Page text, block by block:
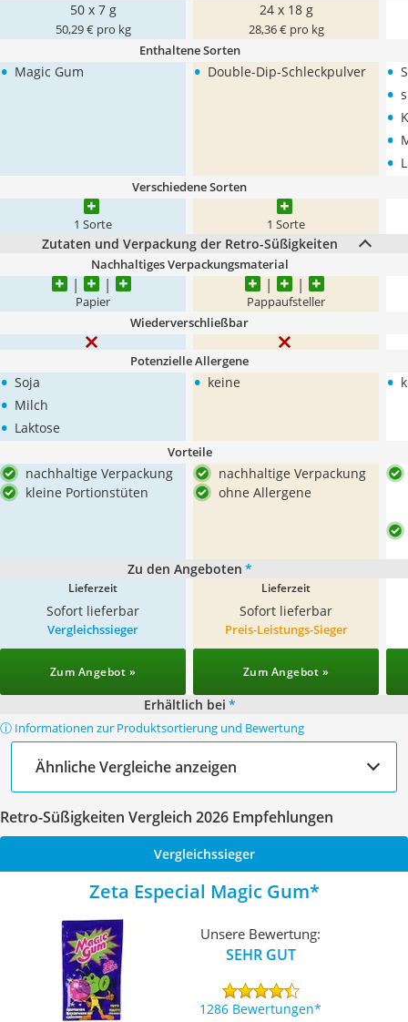
50 x 7 g
50,29 € pro kg
24 x 18 g
28,36 € pro kg
Enthaltene Sorten
• Magic Gum • Double-Dip-Schleckpulver •
•
•
•
•
Verschiedene Sorten
1 Sorte 1 Sorte
Zutaten und Verpackung der Retro-Süßigkeiten
Nachhaltiges Verpackungsmaterial
Papier Pappaufsteller
Wiederverschließbar
Potenzielle Allergene
• Soja
• Milch
• Laktose
• keine •
Vorteile
nachhaltige Verpackung
kleine Portionstüten
nachhaltige Verpackung
ohne Allergene
Zu den Angeboten *
Lieferzeit
Sofort lieferbar
Lieferzeit
Sofort lieferbar
Vergleichssieger
Zum Angebot »
Preis-Leistungs-Sieger
Zum Angebot »
Erhältlich bei *
ⓘ Informationen zur Produktsortierung und Bewertung
Ähnliche Vergleiche anzeigen
Retro-Süßigkeiten Vergleich 2026 Empfehlungen
Vergleichssieger
Zeta Especial Magic Gum
Unsere Bewertung:
SEHR GUT
1286 Bewertungen